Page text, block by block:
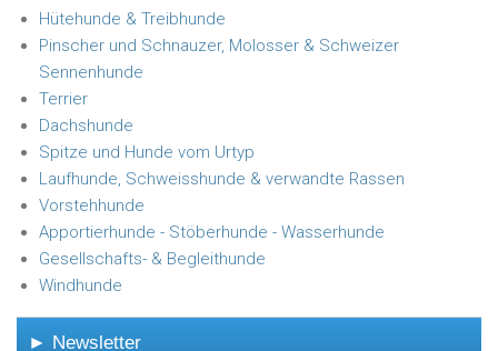
Hütehunde & Treibhunde
Pinscher und Schnauzer, Molosser & Schweizer
Sennenhunde
Terrier
Dachshunde
Spitze und Hunde vom Urtyp
Laufhunde, Schweisshunde & verwandte Rassen
Vorstehhunde
Apportierhunde - Stöberhunde - Wasserhunde
Gesellschafts- & Begleithunde
Windhunde
► Newsletter